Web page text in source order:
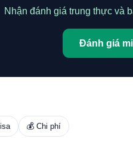
Nhận đánh giá trung thực và
Đánh giá
💰 Chi phí